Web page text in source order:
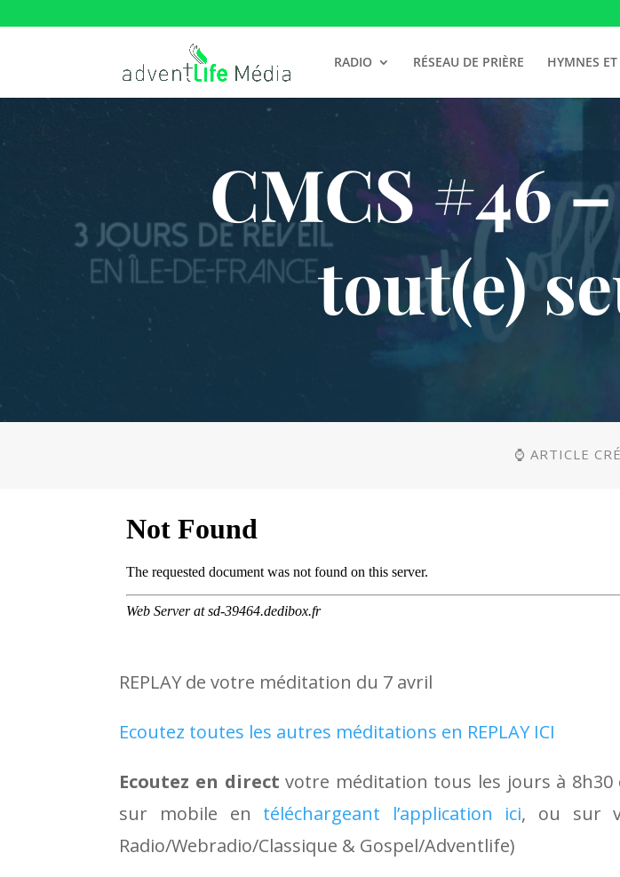
RADIO RÉSEAU DE PRIÈRE HYMNES
CMCS #46
tout(e)
⌚ ARTICLE
REPLAY de votre méditation du 7 avril
Ecoutez toutes les autres méditations en REPLAY ICI
Ecoutez en direct votre méditation tous les jours à 8h30
sur mobile en téléchargeant l’application ici, ou sur
Radio/Webradio/Classique & Gospel/Adventlife)